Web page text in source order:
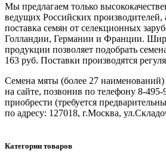
Мы предлагаем только
ведущих Российских производителей,
поставка семян от селекционных
Голландии, Германии и Франции.
продукции позволяет подобрать
163 руб. Поставки производятся
Семена мяты (более 27 наименований)
на сайте, позвонив по телефону 8-
приобрести (требуется
по адресу: 127018, г.Москва,
Категории товаров